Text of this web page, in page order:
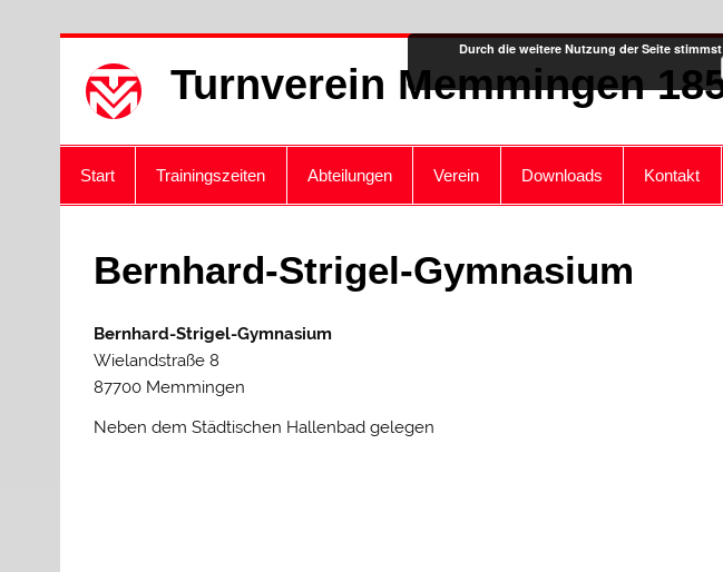
Turnverein Memmingen
Start Trainingszeiten Abteilungen Verein Downloads Kontakt
Bernhard-Strigel-Gymnasium
Bernhard-Strigel-Gymnasium
Wielandstraße 8
87700 Memmingen
Neben dem Städtischen Hallenbad gelegen
Durch die weitere Nutzung der Seite